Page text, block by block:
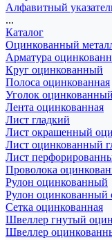
Алфавитный
...
Каталог
Оцинкованный
Арматура
Круг оцинкованный
Полоса оцинкованная
Уголок оцинкованный
Лента оцинкованная
Лист гладкий
Лист окрашенный
Лист оцинкованный
Лист
Проволока
Рулон оцинкованный
Рулон
Сетка оцинкованная
Швеллер гнутый
Швеллер